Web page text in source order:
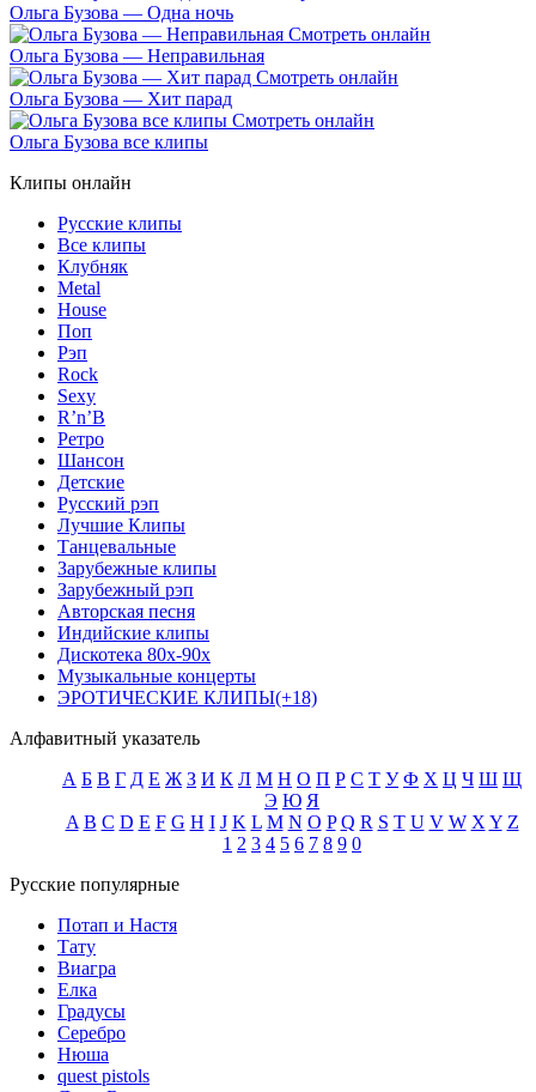
Ольга Бузова — Одна ночь
Ольга Бузова — Неправильная
Ольга Бузова — Хит парад
Ольга Бузова все клипы
Клипы онлайн
Русские клипы
Все клипы
Клубняк
Metal
House
Поп
Рэп
Rock
Sexy
R’n’B
Ретро
Шансон
Детские
Русский рэп
Лучшие Клипы
Танцевальные
Зарубежные клипы
Зарубежный рэп
Авторская песня
Индийские клипы
Дискотека 80х-90х
Музыкальные концерты
ЭРОТИЧЕСКИЕ КЛИПЫ(+18)
Алфавитный указатель
А Б В Г Д Е Ж З И К Л М Н О П Р С Т У Ф Х Ц Ч Ш Щ
Э Ю Я
A B C D E F G H I J K L M N O P Q R S T U V W X Y Z
1 2 3 4 5 6 7 8 9 0
Русские популярные
Потап и Настя
Тату
Виагра
Елка
Градусы
Серебро
Нюша
quest pistols